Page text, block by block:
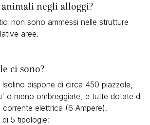
animali negli alloggi?
non sono ammessi nelle strutture
aree.
ci sono?
Isolino dispone di circa 450 piazzole,
o meno ombreggiate, e tutte dotate di
corrente elettrica (6 Ampere).
5 tipologie: